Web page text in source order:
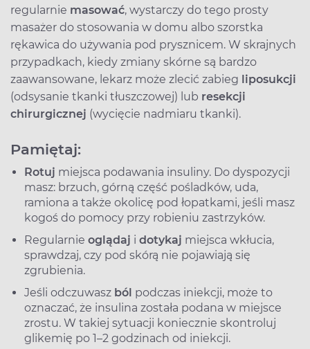
regularnie masować, wystarczy do tego prosty
masażer do stosowania w domu albo szorstka
rękawica do używania pod prysznicem. W skrajnych
przypadkach, kiedy zmiany skórne są bardzo
zaawansowane, lekarz może zlecić zabieg liposukcji
(odsysanie tkanki tłuszczowej) lub resekcji
chirurgicznej (wycięcie nadmiaru tkanki).
Pamiętaj:
Rotuj miejsca podawania insuliny. Do dyspozycji
masz: brzuch, górną część pośladków, uda,
ramiona a także okolicę pod łopatkami, jeśli masz
kogoś do pomocy przy robieniu zastrzyków.
Regularnie oglądaj i dotykaj miejsca wkłucia,
sprawdzaj, czy pod skórą nie pojawiają się
zgrubienia.
Jeśli odczuwasz ból podczas iniekcji, może to
oznaczać, że insulina została podana w miejsce
zrostu. W takiej sytuacji koniecznie skontroluj
glikemię po 1–2 godzinach od iniekcji.